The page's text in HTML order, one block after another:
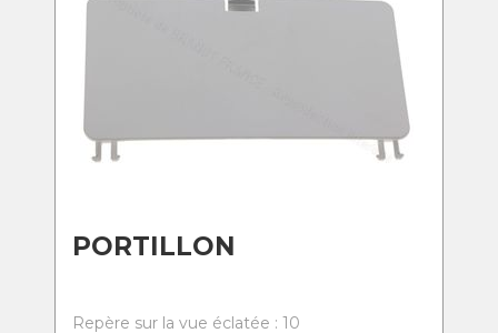
PORTILLON
Repère sur la vue éclatée : 10